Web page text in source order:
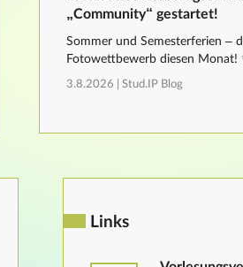
„Community“ gestartet!
Sommer und Semesterferien –
Fotowettbewerb diesen Monat!
3.8.2026 | Stud.IP Blog
Links